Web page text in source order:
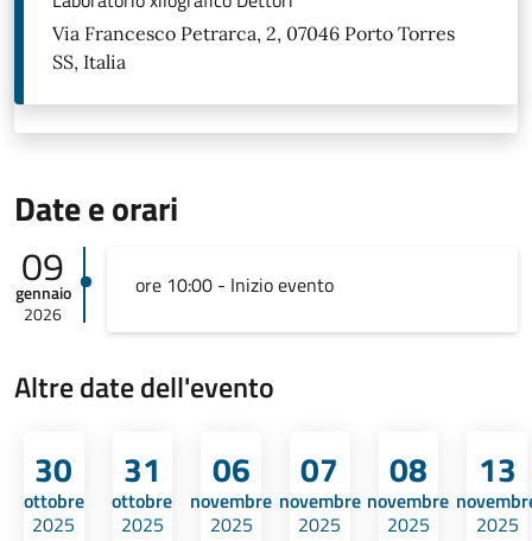
Via Francesco Petrarca, 2, 07046 Porto Torres
SS, Italia
Date e orari
09
gennaio
2026
ore 10:00 - Inizio evento
Altre date dell'evento
30
ottobre
2025
31
ottobre
2025
06
novembre
2025
07
novembre
2025
08
novembre
2025
13
2025